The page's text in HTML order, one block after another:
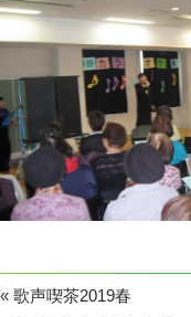
« 歌声喫茶2019春